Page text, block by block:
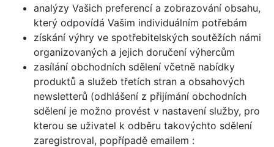
analýzy Vašich preferencí a zobrazování obsahu,
který odpovídá Vašim individuálním potřebám
získání výhry ve spotřebitelských soutěžích námi
organizovaných a jejich doručení výhercům
zasílání obchodních sdělení včetně nabídky
produktů a služeb třetích stran a obsahových
newsletterů (odhlášení z přijímání obchodních
sdělení je možno provést v nastavení služby, pro
kterou se uživatel k odběru takovýchto sdělení
zaregistroval, popřípadě emailem :